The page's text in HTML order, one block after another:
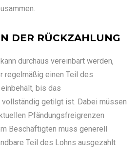
DER RÜCKZAHLUNG
durchaus vereinbart werden,
regelmäßig einen Teil des
bis das
getilgt ist. Dabei müssen
Pfändungsfreigrenzen
Beschäftigten muss generell
Teil des Lohns ausgezahlt